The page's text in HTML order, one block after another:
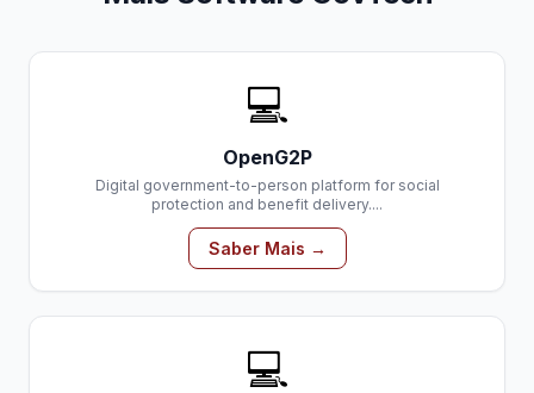
💻
OpenG2P
Digital government-to-person platform for social
protection and benefit delivery....
Saber Mais →
💻